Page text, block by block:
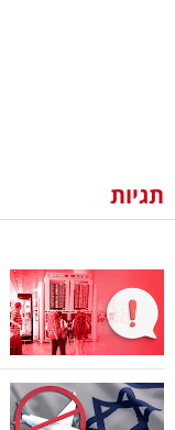
וצרכנות
דיגיטל
וטק
שיווק
ופרסום
תגיות